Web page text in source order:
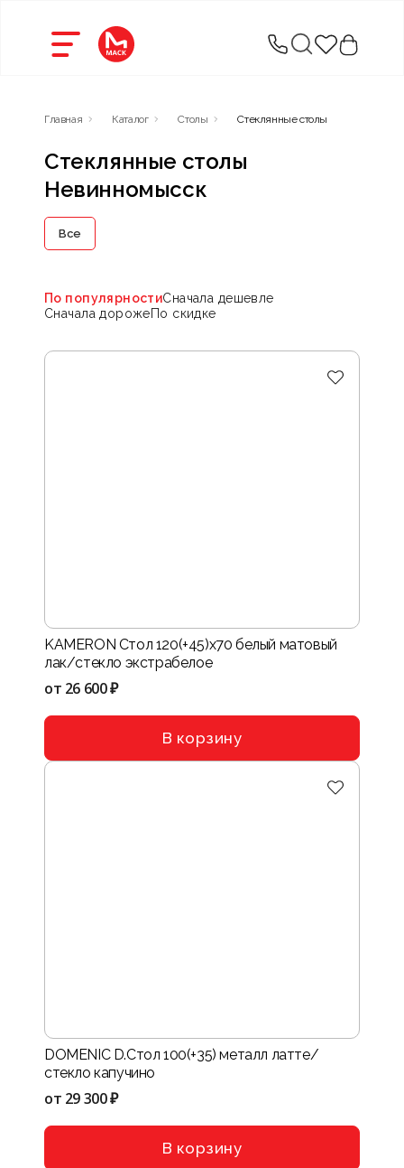
Главная Каталог Столы Стеклянные столы
Стеклянные столы
Невинномысск
Все
По популярностиСначала дешевле
Сначала дорожеПо скидке
KAMERON Стол 120(+45)х70 белый матовый
лак/стекло экстрабелое
от 26 600 ₽
В корзину
DOMENIC D.Стол 100(+35) металл латте/
стекло капучино
от 29 300 ₽
В корзину